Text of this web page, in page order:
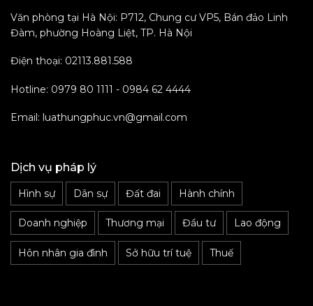
Văn phòng tại Hà Nội: P712, Chung cư VP5, Bán đảo Linh
Đàm, phường Hoàng Liệt, TP. Hà Nội
Điện thoại: 02113.881.588
Hotline: 0979 80 1111 - 0984 62 4444
Email: luathungphuc.vn@gmail.com
Dịch vụ pháp lý
Hình sự Dân sự Đất đai Hành chính
Doanh nghiệp Thương mại Đầu tư Lao động
Hôn nhân gia đình Sở hữu trí tuệ Thuế